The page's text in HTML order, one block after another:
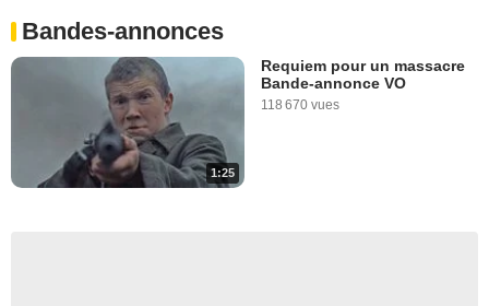
Bandes-annonces
1:25
Requiem pour un massacre
Bande-annonce VO
118 670 vues